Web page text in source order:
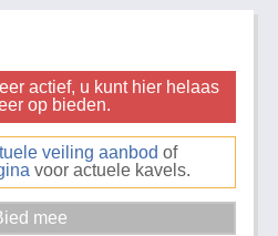
actief, u kunt hier helaas
op bieden.
veiling aanbod of
voor actuele kavels.